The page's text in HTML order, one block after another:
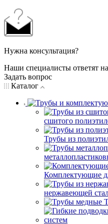
Нужна консультация?
Наши специалисты ответят
Задать вопрос
Каталог
сшитого
Трубы из
Комплектующие
нержавеющей